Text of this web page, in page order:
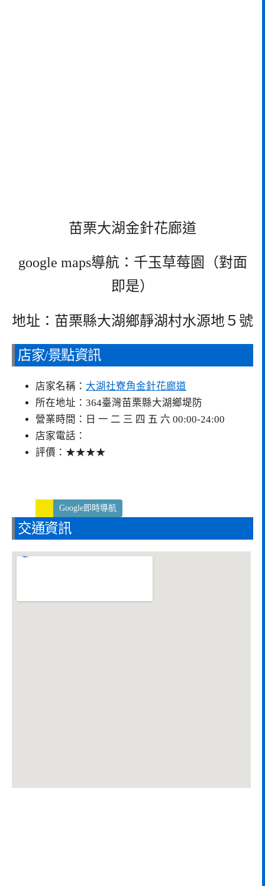
苗栗大湖金針花廊道
google maps導航：千玉草莓園（對面
即是）
地址：苗栗縣大湖鄉靜湖村水源地５號
店家/景點資訊
店家名稱： 大湖社寮角金針花廊道
所在地址：364臺灣苗栗縣大湖鄉堤防
營業時間：日 一 二 三 四 五 六 00:00-24:00
店家電話：
評價：★★★★
Google即時導航
交通資訊